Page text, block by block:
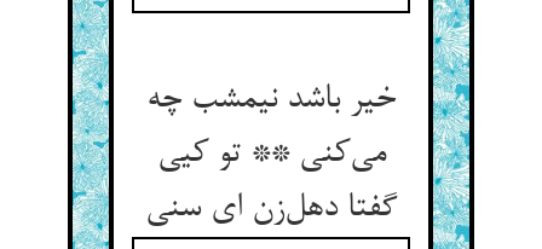
خیر باشد نیمشب چه
می‌کنی ** تو کیی
گفتا دهل‌زن ای سنی